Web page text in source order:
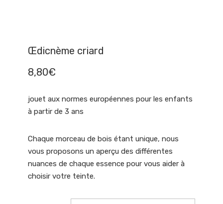
Œdicnème criard
8,80€
jouet aux normes européennes pour les enfants
à partir de 3 ans
Chaque morceau de bois étant unique, nous
vous proposons un aperçu des différentes
nuances de chaque essence pour vous aider à
choisir votre teinte.